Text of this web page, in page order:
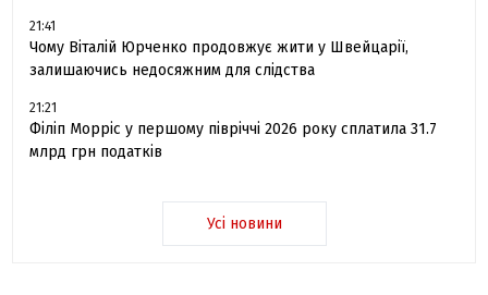
21:41
Чому Віталій Юрченко продовжує жити у Швейцарії,
залишаючись недосяжним для слідства
21:21
Філіп Морріс у першому півріччі 2026 року сплатила 31.7
млрд грн податків
Усі новини